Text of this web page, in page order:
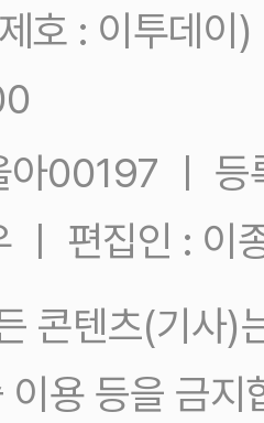
호 : 이투데
아00197 ㅣ
ㅣ 편집인 : 이
콘텐츠(기사)
용 등을 금지